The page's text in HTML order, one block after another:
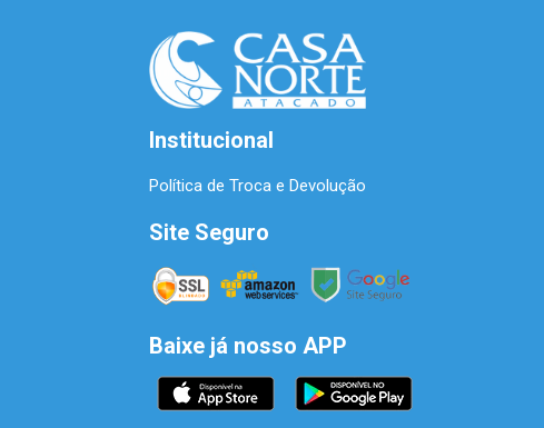
Institucional
Política de Troca e Devolução
Site Seguro
Baixe já nosso APP